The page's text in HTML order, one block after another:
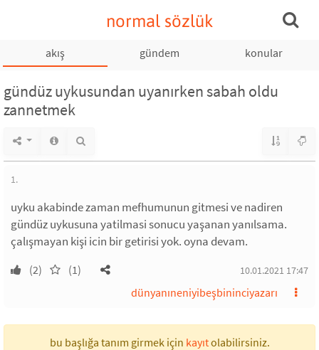
normal sözlük
akış gündem konular
gündüz uykusundan uyanırken sabah oldu
zannetmek
1.
uyku akabinde zaman mefhumunun gitmesi ve nadiren
gündüz uykusuna yatilmasi sonucu yaşanan yanılsama.
çalışmayan kişi icin bir getirisi yok. oyna devam.
(2) (1) 10.01.2021 17:47
dünyanıneniyibeşbininciyazarı
bu başlığa tanım girmek için kayıtolabilirsiniz.